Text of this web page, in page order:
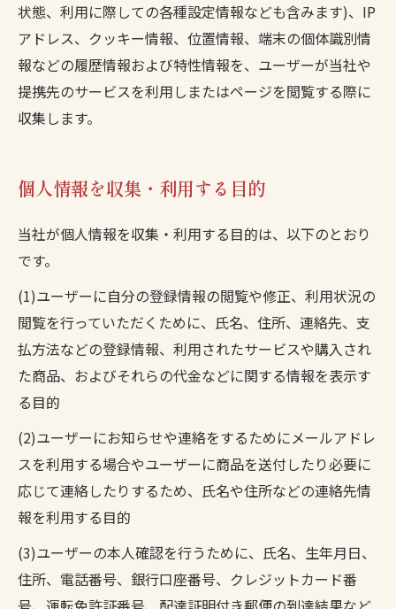
状態、利用に際しての各種設定情報なども含みます)、IP
アドレス、クッキー情報、位置情報、端末の個体識別情
報などの履歴情報および特性情報を、ユーザーが当社や
提携先のサービスを利用しまたはページを閲覧する際に
収集します。
個人情報を収集・利用する目的
当社が個人情報を収集・利用する目的は、以下のとおり
です。
(1)ユーザーに自分の登録情報の閲覧や修正、利用状況の
閲覧を行っていただくために、氏名、住所、連絡先、支
払方法などの登録情報、利用されたサービスや購入され
た商品、およびそれらの代金などに関する情報を表示す
る目的
(2)ユーザーにお知らせや連絡をするためにメールアドレ
スを利用する場合やユーザーに商品を送付したり必要に
応じて連絡したりするため、氏名や住所などの連絡先情
報を利用する目的
(3)ユーザーの本人確認を行うために、氏名、生年月日、
住所、電話番号、銀行口座番号、クレジットカード番